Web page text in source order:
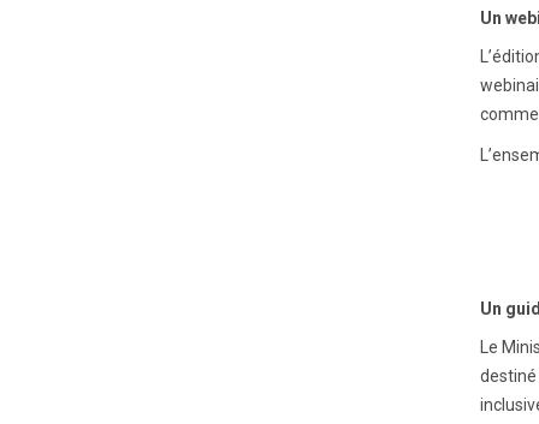
Un
Un
Le
destiné